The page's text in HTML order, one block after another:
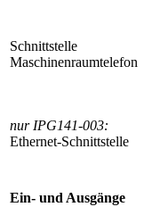
Schnittstelle
Maschinenraumtelefon
nur IPG141-003:
Ethernet-Schnittstelle
Ein- und Ausgänge